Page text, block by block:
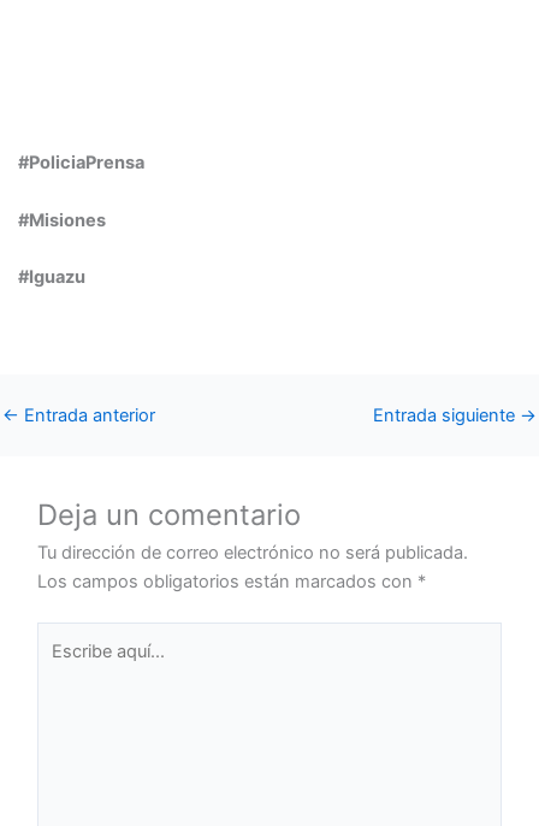
#PoliciaPrensa
#Misiones
#Iguazu
← Entrada anterior Entrada siguiente →
Deja un comentario
Tu dirección de correo electrónico no será publicada.
Los campos obligatorios están marcados con *
aquí...